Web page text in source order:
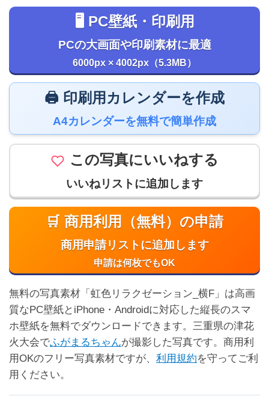
🖥️ PC壁紙・印刷用
PCの大画面や印刷素材に最適
6000px × 4002px（5.3MB）
🖨️ 印刷用カレンダーを作成
A4カレンダーを無料で簡単作成
この写真にいいねする
いいねリストに追加します
🛒 商用利用（無料）の申請
商用申請リストに追加します
申請は何枚でもOK
無料の写真素材「虹色リラクゼーション_横F」は高画
質なPC壁紙とiPhone・Androidに対応した縦長のスマ
ホ壁紙を無料でダウンロードできます。三重県の津花
火大会でふがまるちゃんが撮影した写真です。商用利
用OKのフリー写真素材ですが、 利用規約を守ってご利
用ください。